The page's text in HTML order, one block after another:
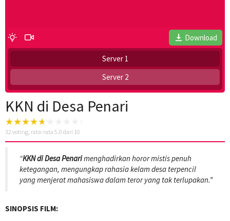
Download
Server 1
Server 2
KKN di Desa Penari
32 voting, rata-rata 5.0 dari 10
“KKN di Desa Penarimenghadirkan horor mistis penuh
ketegangan, mengungkap rahasia kelam desa terpencil
yang menjerat mahasiswa dalam teror yang tak terlupakan.”
SINOPSIS FILM: